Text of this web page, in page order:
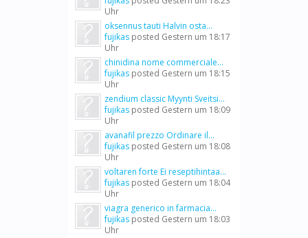
Uhr
oksennus tauti Halvin osta...
fujikas posted Gestern um 18:17
Uhr
chinidina nome commerciale...
fujikas posted Gestern um 18:15
Uhr
zendium classic Myynti Sveitsi...
fujikas posted Gestern um 18:09
Uhr
avanafil prezzo Ordinare il...
fujikas posted Gestern um 18:08
Uhr
voltaren forte Ei reseptihintaa...
fujikas posted Gestern um 18:04
Uhr
viagra generico in farmacia...
fujikas posted Gestern um 18:03
Uhr